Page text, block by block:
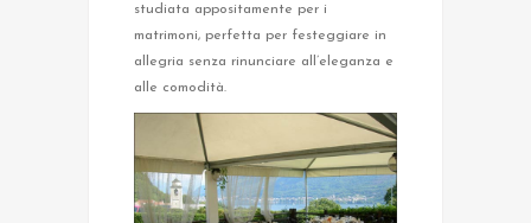
studiata appositamente per i
matrimoni, perfetta per festeggiare in
allegria senza rinunciare all’eleganza e
alle comodità.